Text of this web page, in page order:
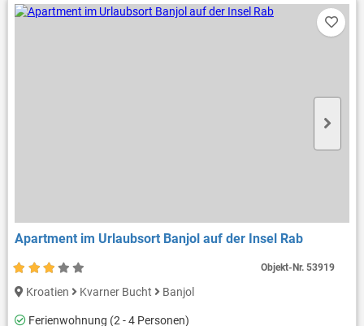
Apartment im Urlaubsort Banjol auf der Insel Rab
Kroatien Kvarner Bucht Banjol
Ferienwohnung (2 - 4 Personen)
Objekt-Nr.53919